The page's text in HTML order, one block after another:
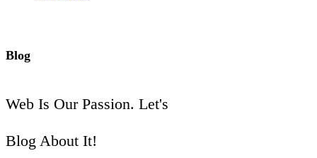
Blog
Web Is Our Passion. Let's
Blog About It!